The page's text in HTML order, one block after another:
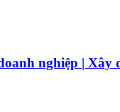
nghiệp | Xây